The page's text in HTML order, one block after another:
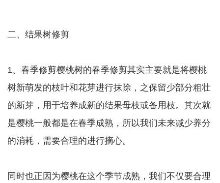
二、结果树修剪
1、春季修剪樱桃树的春季修剪其实主要就是将樱桃
树新萌发的枝叶和花芽进行抹除，之保留少部分粗壮
的新芽，用于培养成新的结果母枝或备用枝。其次就
是樱桃一般都是在春季成熟，所以我们未来减少养分
的消耗，需要合理的进行摘心。
同时也正因为樱桃在这个季节成熟，我们不仅要合理